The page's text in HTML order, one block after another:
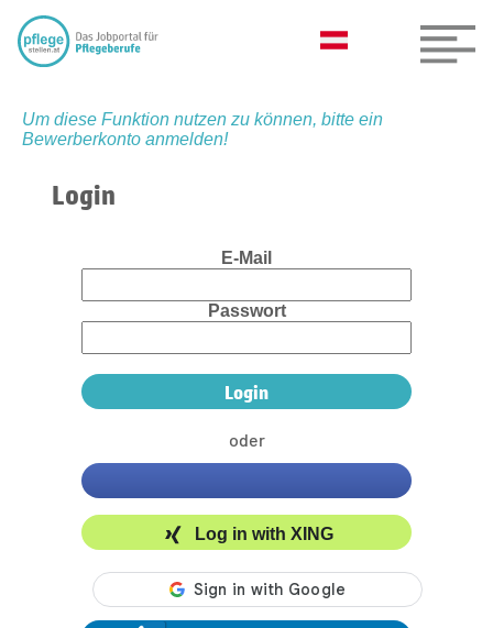
Um diese Funktion nutzen zu können, bitte ein
Bewerberkonto anmelden!
Login
E-Mail
Passwort
oder
Log in with XING